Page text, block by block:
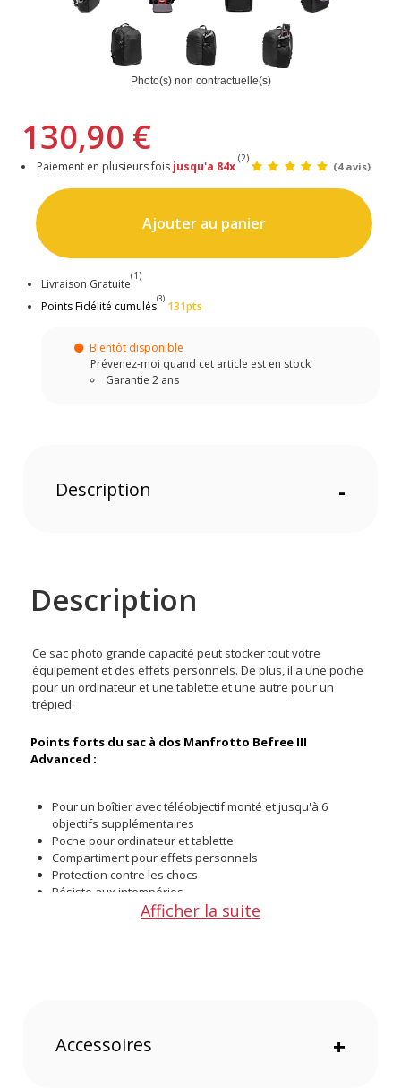
Photo(s) non contractuelle(s)
130,90 €
Paiement en plusieurs fois jusqu'a 84x
(2)
(4 avis)
Ajouter au panier
Livraison Gratuite
(1)
Points Fidélité cumulés
(3)
131pts
Bientôt disponible
Prévenez-moi quand cet article est en stock
Garantie 2 ans
Description -
Description
Ce sac photo grande capacité peut stocker tout votre
équipement et des effets personnels. De plus, il a une poche
pour un ordinateur et une tablette et une autre pour un
trépied.
Points forts du sac à dos Manfrotto Befree III
Advanced :
Pour un boîtier avec téléobjectif monté et jusqu'à 6
objectifs supplémentaires
Poche pour ordinateur et tablette
Compartiment pour effets personnels
Protection contre les chocs
Résiste aux intempéries
Normes de bagage à main
ordinateur 15 pouces et une tablette 9,7 pouces. Vous
Afficher la suite
Accessoires +